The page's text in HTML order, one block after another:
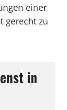
einer
gerecht zu
in